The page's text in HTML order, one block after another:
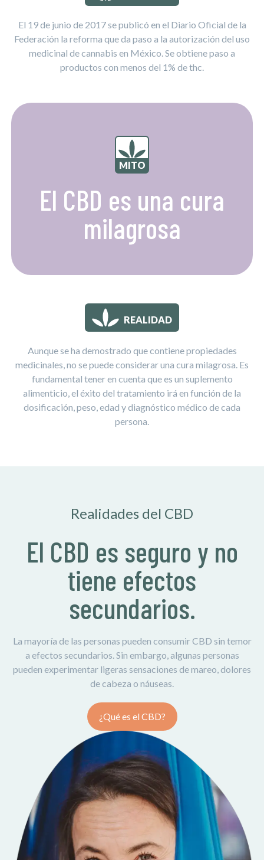
El 19 de junio de 2017 se publicó en el Diario Oficial de la
Federación la reforma que da paso a la autorización del uso
medicinal de cannabis en México. Se obtiene paso a
productos con menos del 1% de thc.
MITO
El CBD es una cura
milagrosa
REALIDAD
Aunque se ha demostrado que contiene propiedades
medicinales, no se puede considerar una cura milagrosa. Es
fundamental tener en cuenta que es un suplemento
alimenticio, el éxito del tratamiento irá en función de la
dosificación, peso, edad y diagnóstico médico de cada
persona.
Realidades del CBD
El CBD es seguro y no
tiene efectos
secundarios.
La mayoría de las personas pueden consumir CBD sin temor
a efectos secundarios. Sin embargo, algunas personas
pueden experimentar ligeras sensaciones de mareo, dolores
de cabeza o náuseas.
¿Qué es el CBD?